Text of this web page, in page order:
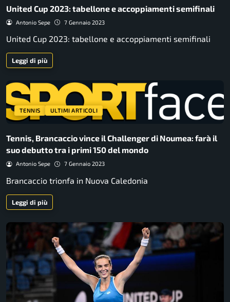
United Cup 2023: tabellone e accoppiamenti semifinali
Antonio Sepe 7 Gennaio 2023
United Cup 2023: tabellone e accoppiamenti semifinali
Leggi di più
TENNIS ULTIMI ARTICOLI
Tennis, Brancaccio vince il Challenger di Noumea: farà il
suo debutto tra i primi 150 del mondo
Antonio Sepe 7 Gennaio 2023
Brancaccio trionfa in Nuova Caledonia
Leggi di più